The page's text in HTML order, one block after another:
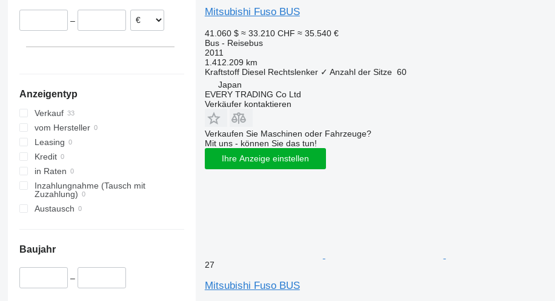
–
Anzeigentyp
Verkauf
vom Hersteller
Leasing
Kredit
in Raten
Inzahlungnahme (Tausch mit
Zuzahlung)
Austausch
Baujahr
–
Mitsubishi Fuso BUS
41.060 $ ≈ 33.210 CHF ≈ 35.540 €
Bus - Reisebus
2011
1.412.209 km
Kraftstoff Diesel Rechtslenker ✓ Anzahl der Sitze 60
Japan
EVERY TRADING Co Ltd
Verkäufer kontaktieren
Verkaufen Sie Maschinen oder Fahrzeuge?
Mit uns - können Sie das tun!
Ihre Anzeige einstellen
27
Mitsubishi Fuso BUS